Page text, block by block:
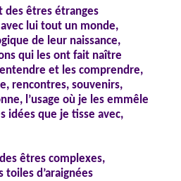
des êtres étranges
lui tout un monde,
de leur naissance,
qui les ont fait naître
et les comprendre,
rencontres, souvenirs,
l’usage où je les emmêle
idées que je tisse avec,
êtres complexes,
toiles d’araignées